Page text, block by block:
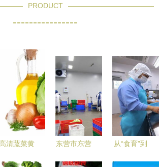
PRODUCT
----------------
清蔬菜黄
东营市东营
从“食育”到